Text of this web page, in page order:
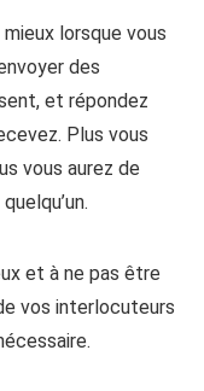
lorsque vous
des
et répondez
Plus vous
vous aurez de
et à ne pas être
vos interlocuteurs